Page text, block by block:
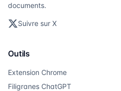
documents.
Suivre sur X
Outils
Extension Chrome
Filigranes ChatGPT